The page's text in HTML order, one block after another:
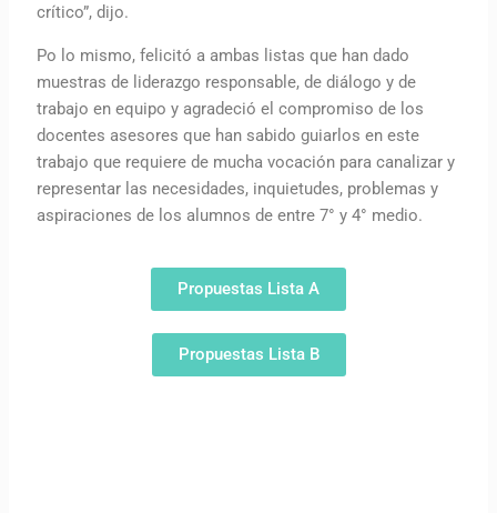
crítico”, dijo.
Po lo mismo, felicitó a ambas listas que han dado
muestras de liderazgo responsable, de diálogo y de
trabajo en equipo y agradeció el compromiso de los
docentes asesores que han sabido guiarlos en este
trabajo que requiere de mucha vocación para canalizar y
representar las necesidades, inquietudes, problemas y
aspiraciones de los alumnos de entre 7° y 4° medio.
Propuestas Lista A
Propuestas Lista B